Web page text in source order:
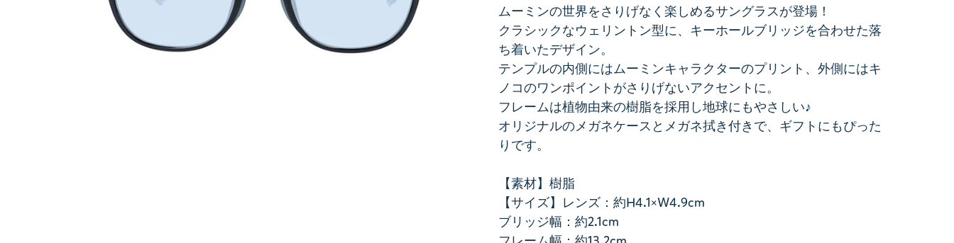
ムーミンの世界をさりげなく楽しめるサングラスが登場！
クラシックなウェリントン型に、キーホールブリッジを合わせた落
ち着いたデザイン。
テンプルの内側にはムーミンキャラクターのプリント、外側にはキ
ノコのワンポイントがさりげないアクセントに。
フレームは植物由来の樹脂を採用し地球にもやさしい♪
オリジナルのメガネケースとメガネ拭き付きで、ギフトにもぴった
りです。
【素材】樹脂
【サイズ】レンズ：約H4.1×W4.9cm
ブリッジ幅：約2.1cm